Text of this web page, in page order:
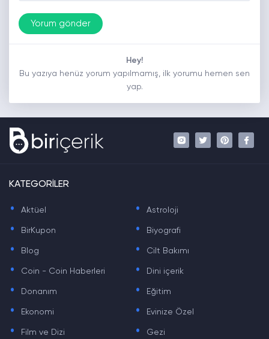
Hey!
Bu yazıya henüz yorum yapılmamış, ilk yorumu hemen sen
yap.
KATEGORİLER
. Aktüel . Astroloji
. BirKupon . Biyografi
. Blog . Cilt Bakımı
. Coin - Coin Haberleri . Dini içerik
. Donanım . Eğitim
. Ekonomi . Evinize Özel
. Film ve Dizi . Gezi